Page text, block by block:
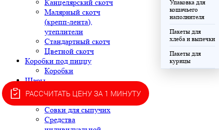
Канцелярский скотч
Малярный скотч
(крепп-лента),
утеплители
Стандартный скотч
Цветной скотч
Коробки под пиццу
Коробки
Шары
Хозяйственные товары
Губки и салфетки
Совки для сыпучих
Средства
Упаковка для
кошачьего
наполнителя
Пакеты для
хлеба и выпечки
Пакеты для
курицы
РАССЧИТАТЬ ЦЕНУ ЗА 1 МИНУТУ